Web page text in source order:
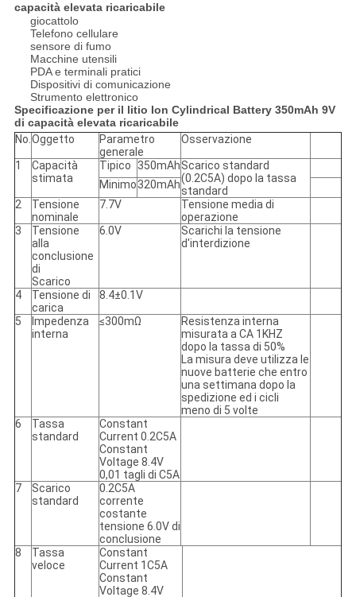
capacità elevata ricaricabile
giocattolo
Telefono cellulare
sensore di fumo
Macchine utensili
PDA e terminali pratici
Dispositivi di comunicazione
Strumento elettronico
Specificazione per il litio Ion Cylindrical Battery 350mAh 9V
di capacità elevata ricaricabile
No.Oggetto
Parametro
generale
Osservazione
1
Capacità
stimata
Tipico 350mAhScarico standard
(0.2C5A) dopo la tassa
standard
Minimo320mAh
2
Tensione
nominale
7.7V
Tensione media di
operazione
3
Tensione
alla
conclusione
di
Scarico
6.0V
Scarichi la tensione
d'interdizione
4
Tensione di
carica
8.4±0.1V
5
Impedenza
interna
≤300mΩ
Resistenza interna
misurata a CA 1KHZ
dopo la tassa di 50%
La misura deve utilizza le
nuove batterie che entro
una settimana dopo la
spedizione ed i cicli
meno di 5 volte
6
Tassa
standard
Constant
Current 0.2C5A
Constant
Voltage 8.4V
0,01 tagli di C5A
7
Scarico
standard
0.2C5A
corrente
costante
tensione 6.0V di
conclusione
8
Tassa
veloce
Constant
Current 1C5A
Constant
Voltage 8.4V